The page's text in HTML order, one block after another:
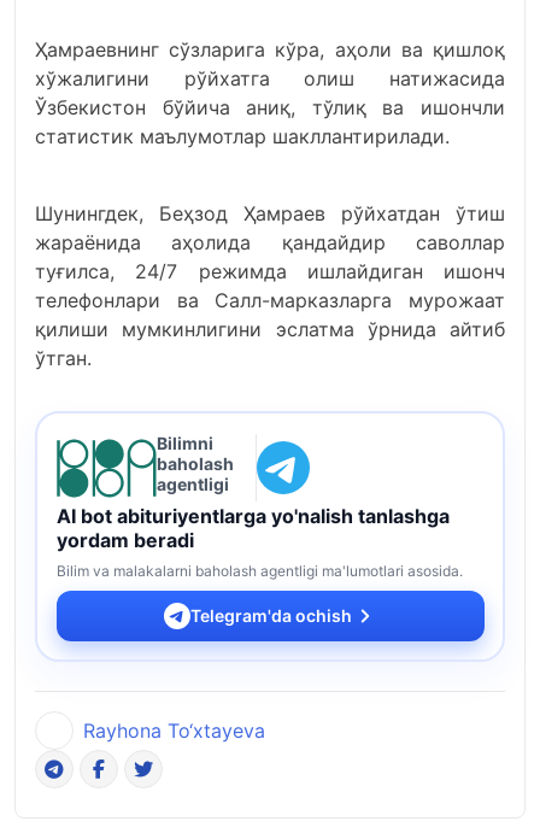
Ҳамраевнинг сўзларига кўра, аҳоли ва қишлоқ
хўжалигини рўйхатга олиш натижасида
Ўзбекистон бўйича аниқ, тўлиқ ва ишончли
статистик маълумотлар шакллантирилади.
Шунингдек, Беҳзод Ҳамраев рўйхатдан ўтиш
жараёнида аҳолида қандайдир саволлар
туғилса, 24/7 режимда ишлайдиган ишонч
телефонлари ва Cалл-марказларга мурожаат
қилиши мумкинлигини эслатма ўрнида айтиб
ўтган.
Bilimni
baholash
agentligi
AI bot abituriyentlarga yo'nalish tanlashga
yordam beradi
Bilim va malakalarni baholash agentligi ma'lumotlari asosida.
Telegram'da ochish
Rayhona To‘xtayeva